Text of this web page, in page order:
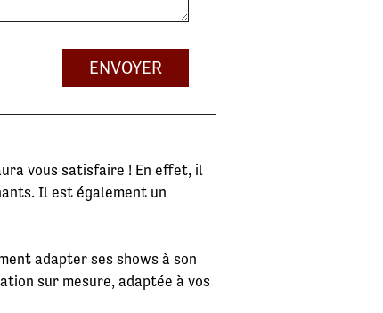
ENVOYER
vous satisfaire ! En effet, il
Il est également un
adapter ses shows à son
sur mesure, adaptée à vos